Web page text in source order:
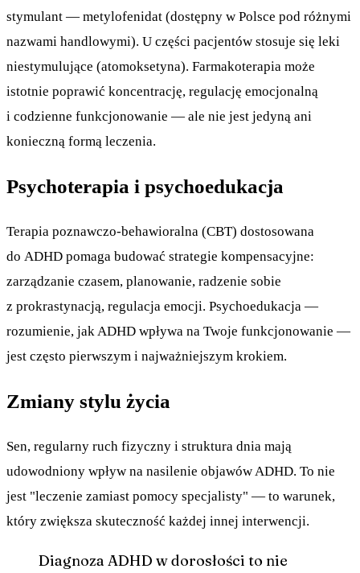
stymulant — metylofenidat (dostępny w Polsce pod różnymi
nazwami handlowymi). U części pacjentów stosuje się leki
niestymulujące (atomoksetyna). Farmakoterapia może
istotnie poprawić koncentrację, regulację emocjonalną
i codzienne funkcjonowanie — ale nie jest jedyną ani
konieczną formą leczenia.
Psychoterapia i psychoedukacja
Terapia poznawczo-behawioralna (CBT) dostosowana
do ADHD pomaga budować strategie kompensacyjne:
zarządzanie czasem, planowanie, radzenie sobie
z prokrastynacją, regulacja emocji. Psychoedukacja —
rozumienie, jak ADHD wpływa na Twoje funkcjonowanie —
jest często pierwszym i najważniejszym krokiem.
Zmiany stylu życia
Sen, regularny ruch fizyczny i struktura dnia mają
udowodniony wpływ na nasilenie objawów ADHD. To nie
jest "leczenie zamiast pomocy specjalisty" — to warunek,
który zwiększa skuteczność każdej innej interwencji.
Diagnoza ADHD w dorosłości to nie